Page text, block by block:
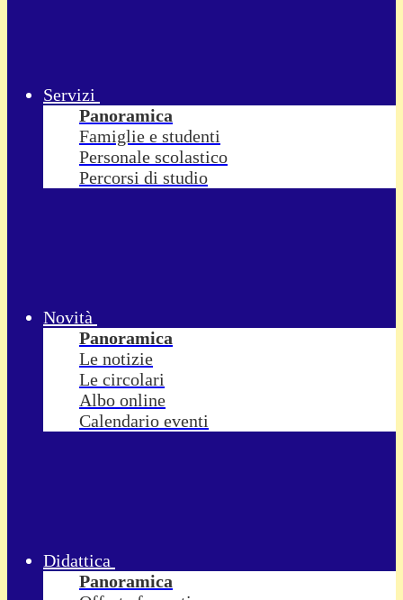
Servizi
Panoramica
Famiglie e studenti
Personale scolastico
Percorsi di studio
Novità
Panoramica
Le notizie
Le circolari
Albo online
Calendario eventi
Didattica
Panoramica